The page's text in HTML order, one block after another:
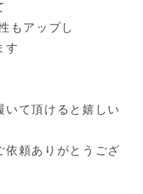
もアップし
す
いて頂けると嬉しい
依頼ありがとうござ